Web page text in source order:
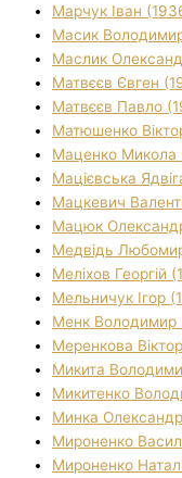
Марчук Іван
Масик
Маслик
Матвєєв Євген
Матвєєв Павло
Матюшенко
Маценко Микола
Мацієвська
Мацкевич
Мацюк
Медвідь
Меліхов Георгій
Мельничук Ігор
Менк Володимир
Меренкова
Микита
Микитенко
Минка
Мироненко
Мироненко